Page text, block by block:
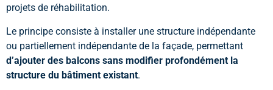
projets de réhabilitation.
Le principe consiste à installer une structure indépendante
ou partiellement indépendante de la façade, permettant
d’ajouter des balcons sans modifier profondément la
structure du bâtiment existant.